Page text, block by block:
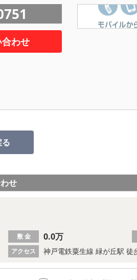
わせ
せ
アクセス 神戸電鉄粟生線 緑が丘駅 徒
敷 金 0.0万